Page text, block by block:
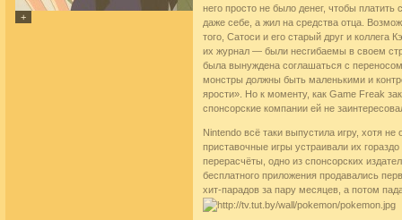
него просто не было денег, чтобы
даже себе, а жил на средства отца.
того, Сатоси и его старый друг и
их журнал — были несгибаемы в своем
была вынуждена соглашаться с
монстры должны быть маленькими и
ярости». Но к моменту, как Game Freak
спонсорские компании ей не
Nintendo всё таки выпустила игру, хотя
приставочные игры устраивали их
перерасчёты, одно из спонсорских
бесплатного приложения продавались
хит-парадов за пару месяцев, а потом